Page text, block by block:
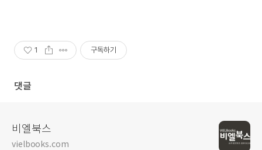
1 구독하기
댓글
비엘북스
vielbooks.com